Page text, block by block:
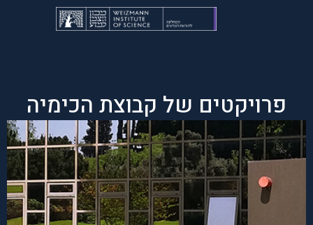
פרויקטים של קבוצת הכימיה